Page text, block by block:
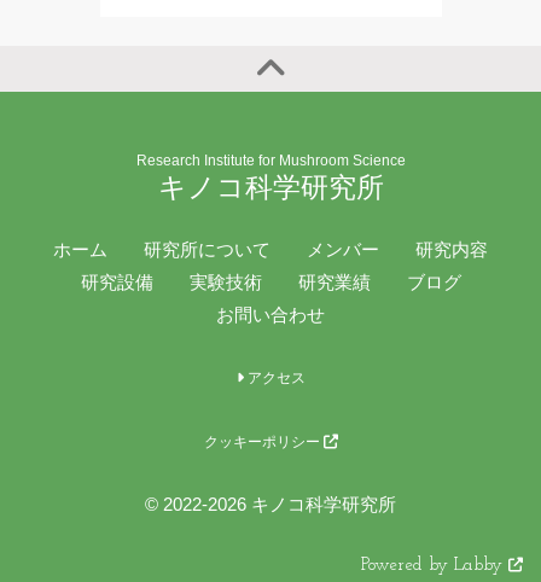
Research Institute for Mushroom Science
キノコ科学研究所
ホーム 研究所について メンバー
研究内容
研究設備
実験技術 研究業績
ブログ
お問い合わせ
アクセス
クッキーポリシー
© 2022-2026 キノコ科学研究所
Powered by Labby